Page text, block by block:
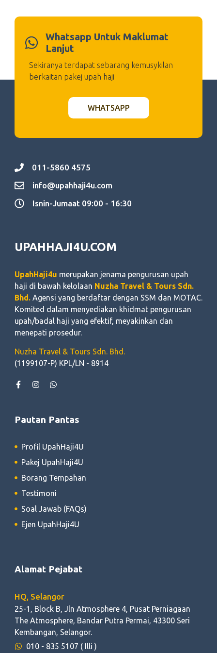
Whatsapp Untuk Maklumat
Lanjut
Sekiranya terdapat sebarang kemusykilan
berkaitan pakej upah haji
WHATSAPP
011-5860 4575
info@upahhaji4u.com
Isnin-Jumaat 09:00 - 16:30
UPAHHAJI4U.COM
UpahHaji4u merupakan jenama pengurusan upah
haji di bawah kelolaan Nuzha Travel & Tours Sdn.
Bhd. Agensi yang berdaftar dengan SSM dan MOTAC.
Komited dalam menyediakan khidmat pengurusan
upah/badal haji yang efektif, meyakinkan dan
menepati prosedur.
Nuzha Travel & Tours Sdn. Bhd.
(1199107-P) KPL/LN - 8914
Pautan Pantas
Profil UpahHaji4U
Pakej UpahHaji4U
Borang Tempahan
Testimoni
Soal Jawab (FAQs)
Ejen UpahHaji4U
Alamat Pejabat
HQ, Selangor
25-1, Block B, Jln Atmosphere 4, Pusat Perniagaan
The Atmosphere, Bandar Putra Permai, 43300 Seri
Kembangan, Selangor.
010 - 835 5107 ( Illi )